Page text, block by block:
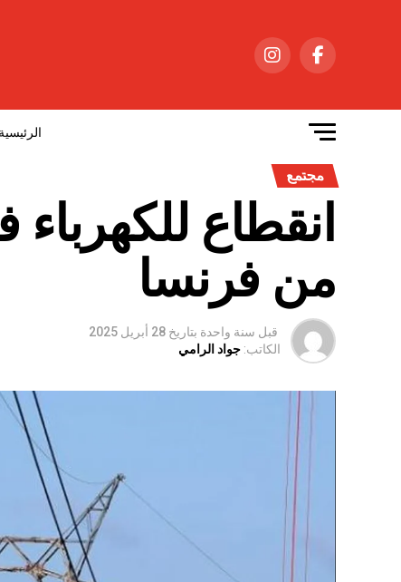
الرئيسية
مجتمع
انقطاع
من فرنسا
قبل سنة واحدة بتاريخ 28 أبريل 2025
الكاتب: جواد الرامي